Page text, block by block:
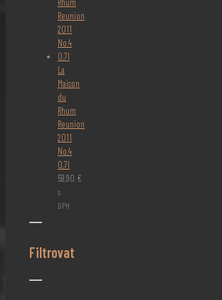
La
Maison
du
Rhum
Reunion
2011
No.4
0,7l
59,90 €
s
DPH
Filtrovat